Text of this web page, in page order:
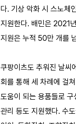
다. 기상 악화 시 스노체
지원한다. 배민은 2021
지원은 누적 50만 개를
쿠팡이츠도 추워진 날씨
회를 통해 세 차례에 걸
도움이 되는 용품들로
관리 등도 지원했다. 수